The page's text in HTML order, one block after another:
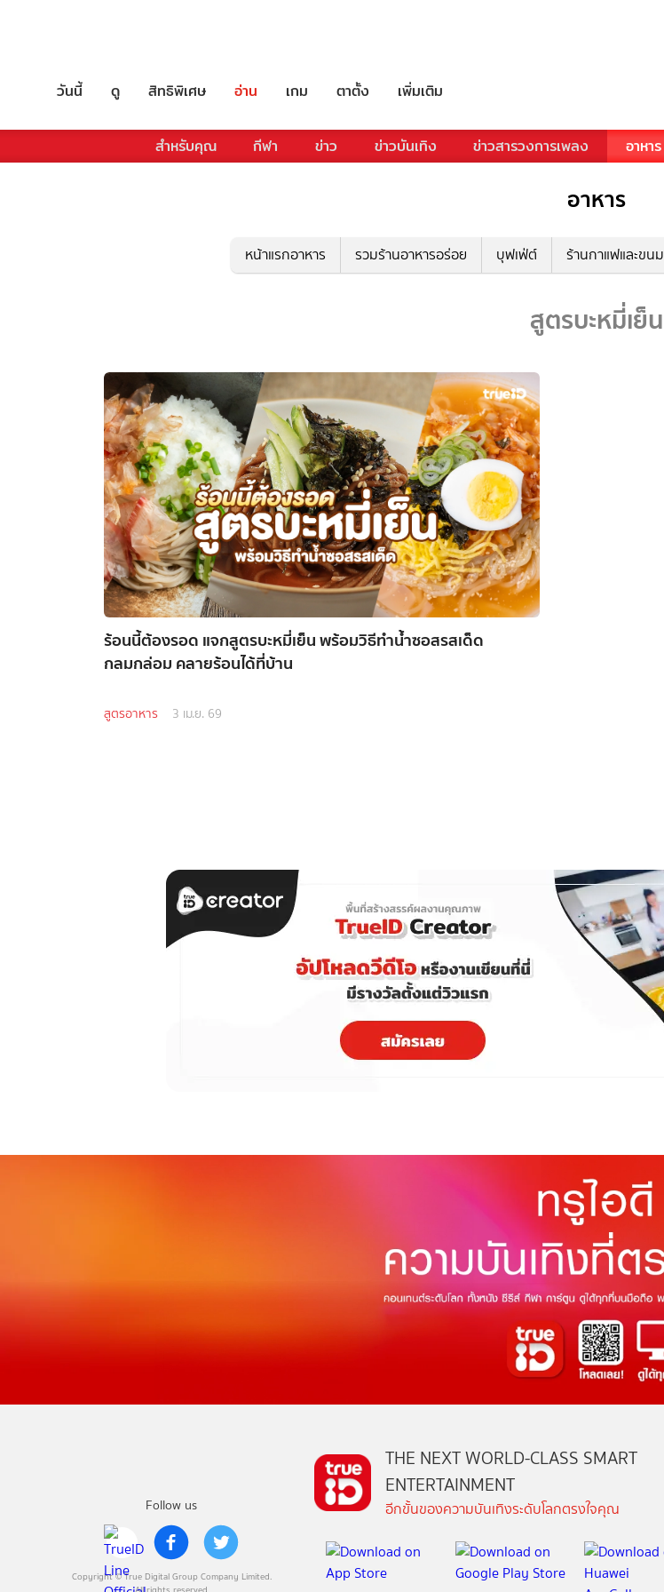
วันนี้ ดู สิทธิพิเศษ อ่าน เกม ตาตั้ง เพิ่มเติม
สำหรับคุณ กีฬา ข่าว ข่าวบันเทิง ข่าวสารวงการเพลง อาหาร
อาหาร
หน้าแรกอาหาร รวมร้านอาหารอร่อย บุฟเฟ่ต์ ร้านกาแฟและขนม
สูตรบะหมี่เย็น
ร้อนนี้ต้องรอด แจกสูตรบะหมี่เย็น พร้อมวิธีทำน้ำซอสรสเด็ด
กลมกล่อม คลายร้อนได้ที่บ้าน
สูตรอาหาร 3 เม.ย. 69
Follow us
Copyright © True Digital Group Company Limited.
THE NEXT WORLD-CLASS SMART
ENTERTAINMENT
อีกขั้นของความบันเทิงระดับโลกตรงใจคุณ